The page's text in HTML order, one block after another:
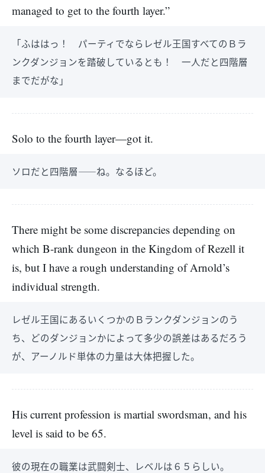
managed to get to the fourth layer.”
「ふははっ！ パーティでならレゼル王国すべてのＢラ
ンクダンジョンを踏破しているとも！ 一人だと四階層
までだがな」
Solo to the fourth layer—got it.
ソロだと四階層――ね。なるほど。
There might be some discrepancies depending on
which B-rank dungeon in the Kingdom of Rezell it
is, but I have a rough understanding of Arnold’s
individual strength.
レゼル王国にあるいくつかのＢランクダンジョンのう
ち、どのダンジョンかによって多少の誤差はあるだろう
が、アーノルド単体の力量は大体把握した。
His current profession is martial swordsman, and his
level is said to be 65.
彼の現在の職業は武闘剣士、レベルは６５らしい。